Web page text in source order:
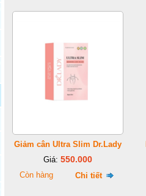
Giảm cân Ultra Slim Dr.Lady
Giá: 550.000
Còn hàng Chi tiết